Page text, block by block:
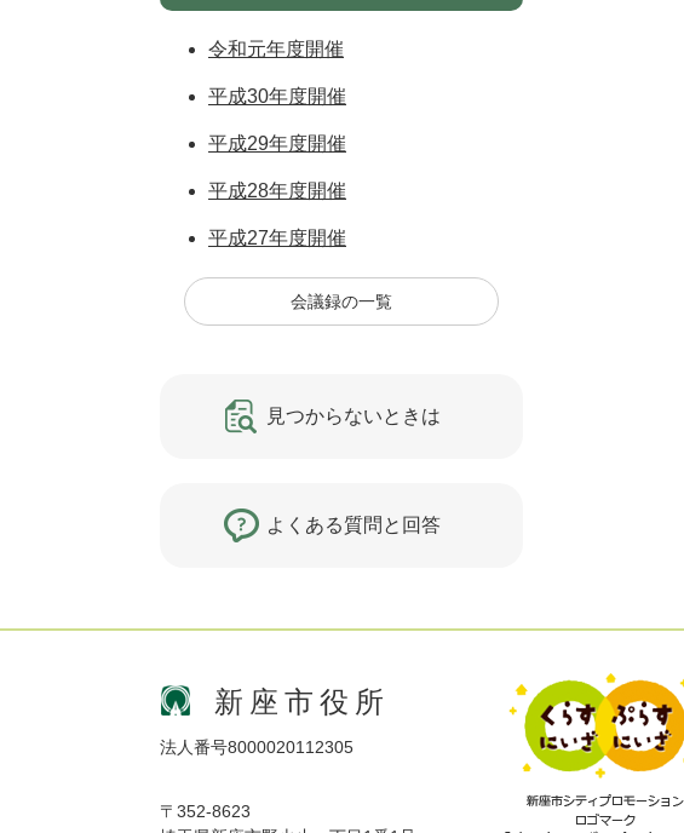
令和元年度開催
平成30年度開催
平成29年度開催
平成28年度開催
平成27年度開催
会議録の一覧
見つからないときは
よくある質問と回答
新座市役所
法人番号8000020112305
〒352-8623